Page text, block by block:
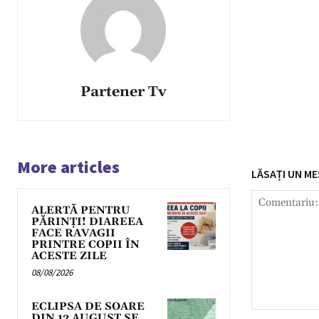
Partener Tv
More articles
ALERTĂ PENTRU
PĂRINȚI! DIAREEA
FACE RAVAGII
PRINTRE COPII ÎN
ACESTE ZILE
08/08/2026
ECLIPSA DE SOARE
LĂSAȚI UN